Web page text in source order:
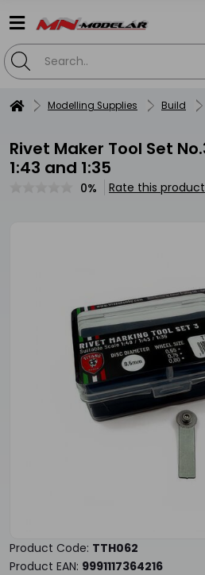
Modelling Supplies Build
Rivet Maker Tool Set No.3 for Scales 1:48 /
1:43 and 1:35
0% Rate this product
Product Code: TTH062
Product EAN: 9991117364216